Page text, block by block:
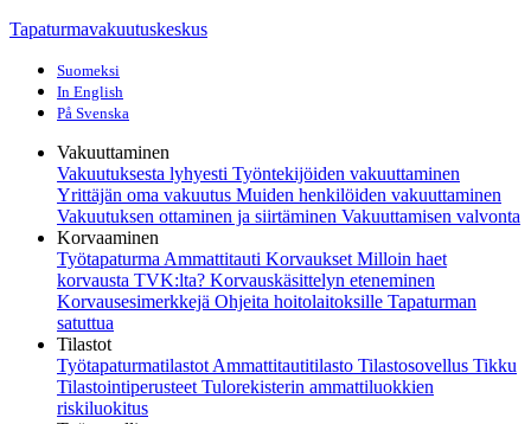
Tapaturmavakuutuskeskus
Suomeksi
In English
På Svenska
Vakuuttaminen
Vakuutuksesta lyhyesti Työntekijöiden vakuuttaminen
Yrittäjän oma vakuutus Muiden henkilöiden vakuuttaminen
Vakuutuksen ottaminen ja siirtäminen Vakuuttamisen valvonta
Korvaaminen
Työtapaturma Ammattitauti Korvaukset Milloin haet
korvausta TVK:lta? Korvauskäsittelyn eteneminen
Korvausesimerkkejä Ohjeita hoitolaitoksille Tapaturman
satuttua
Tilastot
Työtapaturmatilastot Ammattitautitilasto Tilastosovellus Tikku
Tilastointiperusteet Tulorekisterin ammattiluokkien
riskiluokitus